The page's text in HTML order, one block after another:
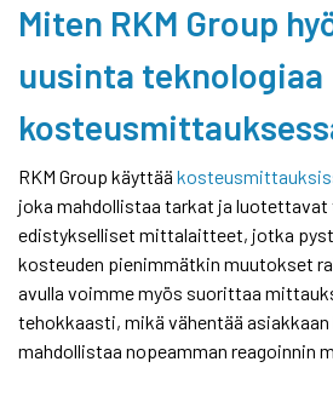
Miten RKM Group
uusinta teknologiaa
RKM Group käyttää
joka mahdollistaa tarkat ja
edistykselliset mittalaitteet, jotka
kosteuden pienimmätkin muutokset
avulla voimme myös suorittaa
tehokkaasti, mikä vähentää
mahdollistaa nopeamman reagoinnin